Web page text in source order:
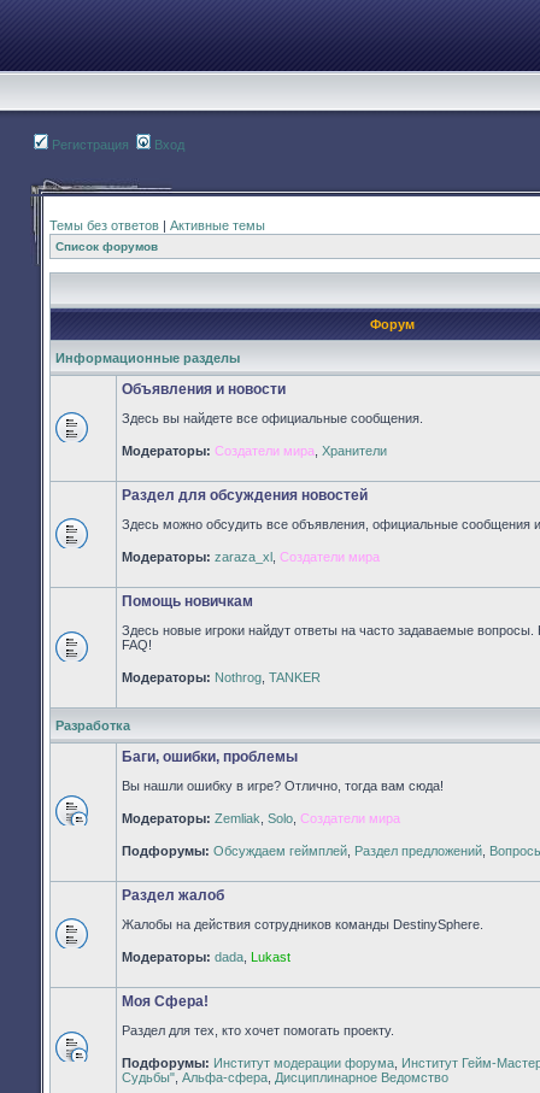
Регистрация Вход
Темы без ответов | Активные темы
Список форумов
Форум
Информационные разделы
Нет
непрочитанных
Объявления и новости
Здесь вы найдете все официальные сообщения.
Модераторы: Создатели мира Хранители
Нет
непрочитанных
Раздел для обсуждения новостей
Здесь можно обсудить все объявления, официальные сообщения и
Модераторы: zaraza_xl Создатели мира
непрочитанных
Помощь новичкам
Здесь новые игроки найдут ответы на часто задаваемые вопросы.
FAQ!
Модераторы: Nothrog TANKER
Разработка
непрочитанных
сообщений
Баги, ошибки, проблемы
Вы нашли ошибку в игре? Отлично, тогда вам сюда!
Модераторы: Zemliak Solo Создатели мира
Подфорумы: Обсуждаем геймплей Раздел предложений
Нет
непрочитанных
Раздел жалоб
Жалобы на действия сотрудников команды DestinySphere.
Модераторы: dada Lukast
Нет
непрочитанных
Моя Сфера!
Раздел для тех, кто хочет помогать проекту.
Подфорумы: Институт модерации форума Институт Гейм-
Судьбы" Альфа-сфера Дисциплинарное Ведомство